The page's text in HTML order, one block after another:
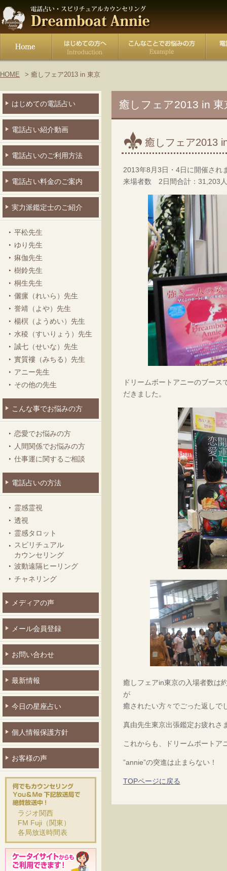
HOME 癒しフェア2013 in 東京
はじめての電話占い
電話占い紹介動画
電話占いのご利用方法
電話占い料金のご案内
実力派鑑定士のご紹介
平松先生
ゆり先生
痳伽先生
樹鈴先生
桐生先生
儷瘰（れいら）先生
誉靖（よや）先生
楊榠（ようめい）先生
水稜（すいりょう）先生
誠七（せいな）先生
實質褸（みちる）先生
アニー先生
その他の先生
こんな事でお悩みの方
恋愛でお悩みの方
人間関係でお悩みの方
仕事運に関するご相談
電話占いの方法
霊感霊視
透視
霊感タロット
スピリチュアル
カウンセリング
波動遠隔ヒーリング
チャネリング
メディアの声
メール会員登録
お問い合わせ
最新情報
今日の星座占い
個人情報保護方針
お客様の声
ラジオ関西
FM Fuji（関東）
各局放送時間表
癒しフェア2013 in 東
癒しフェア2013
2013年8月3日・4日に開催され
来場者数 2日間合計：31,203
ドリームボートアニーのブー
だきました。
癒しフェアin東京の入場者数は
が
癒されたい方々でごった返しで
真由先生東京出張鑑定お疲れさ
これからも、ドリームボートア
”annie”の突進は止まらない！
TOPページに戻る